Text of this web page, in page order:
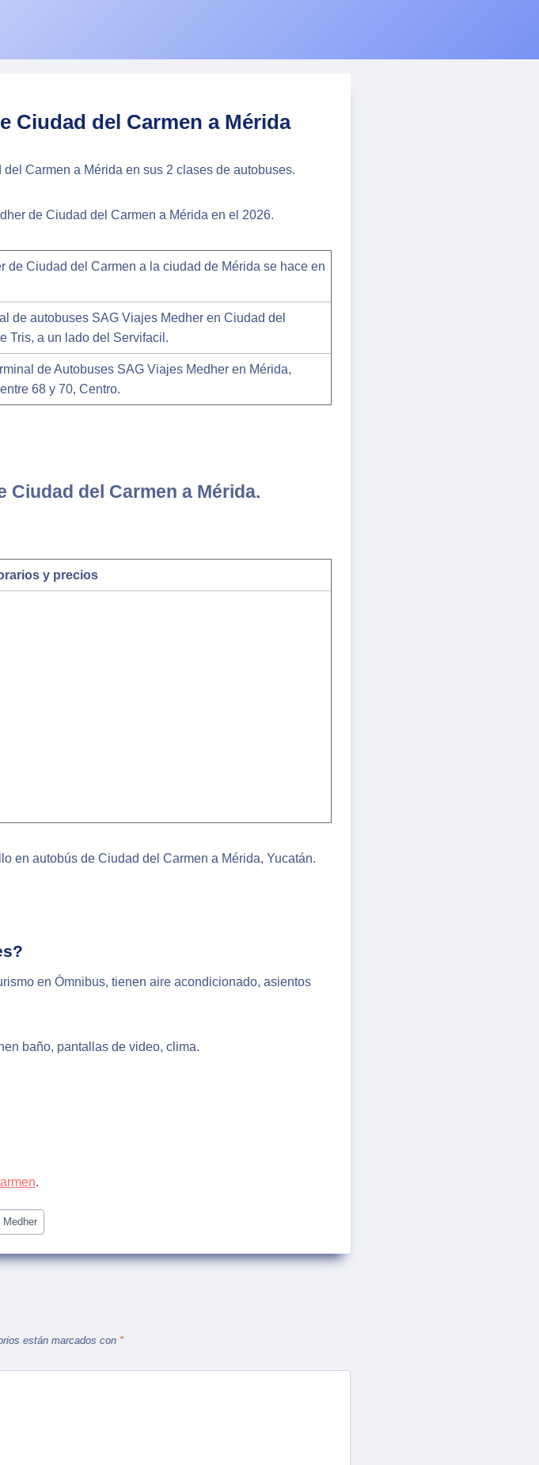
Ciudad del Carmen a Mérida
Carmen a Mérida en sus 2 clases de autobuses.
de Ciudad del Carmen a Mérida en el 2026.
de Ciudad del Carmen a la ciudad de Mérida se hace en
de autobuses SAG Viajes Medher en Ciudad del
Tris, a un lado del Servifacil.
de Autobuses SAG Viajes Medher en Mérida,
68 y 70, Centro.
del Carmen a Mérida.
y precios
en autobús de Ciudad del Carmen a Mérida, Yucatán.
en Ómnibus, tienen aire acondicionado, asientos
baño, pantallas de video, clima.
.
Medher
están marcados con *